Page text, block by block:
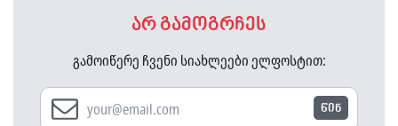
არ გამოგრჩეს
გამოიწერე ჩვენი სიახლეები ელფოსტით:
წინ